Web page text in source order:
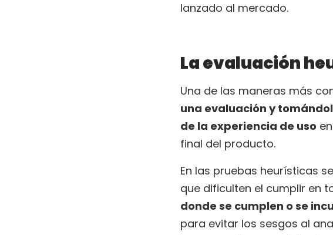
lanzado al mercado.
La evaluación
Una de las maneras más
una evaluación y
de la experiencia de uso
final del producto.
En las pruebas heurísticas
que dificulten el cumplir en
donde se cumplen o se
para evitar los sesgos al